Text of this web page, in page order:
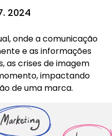
2024
onde a comunicação
e as informações
as crises de imagem
impactando
de uma marca.